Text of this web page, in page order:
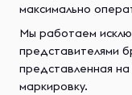
максимально
Мы работаем
представителями
представленная
маркировку.